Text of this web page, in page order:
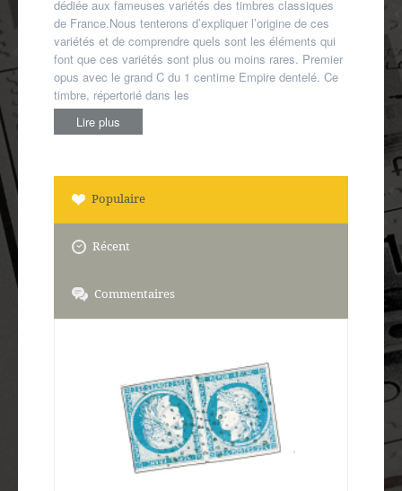
dédiée aux fameuses variétés des timbres classiques
de France.Nous tenterons d’expliquer l’origine de ces
variétés et de comprendre quels sont les éléments qui
font que ces variétés sont plus ou moins rares. Premier
opus avec le grand C du 1 centime Empire dentelé. Ce
timbre, répertorié dans les
Lire plus
Populaire
Récent
Commentaires